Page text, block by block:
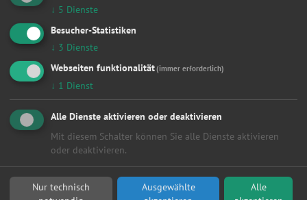
Hier können Sie kostenlos Werkstattangebote einholen!
Manuell HSN/TSN
Wählen Sie Hersteller und Modell Ihres Fahrzeugs aus
den folgenden Listen aus.
Hersteller:
↓ 5 Dienste
Besucher-Statistiken
↓ 3 Dienste
Webseiten funktionalität(immer erforderlich)
↓ 1 Dienst
Alle Dienste aktivieren oder deaktivieren
Mit diesem Schalter können Sie alle Dienste aktivieren
oder deaktivieren.
Nur technisch
Ausgewählte
Alle